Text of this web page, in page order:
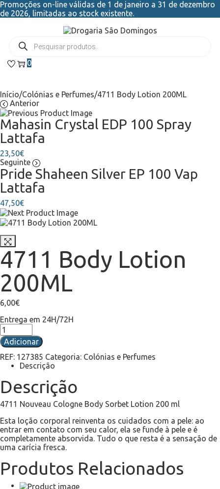
Promoções on-line válidas de 1 de janeiro a 31 de dezembro
de 2026, limitadas ao stock existente.
0
Início/Colónias e Perfumes/4711 Body Lotion 200ML
Anterior
Mahasin Crystal EDP 100 Spray
Lattafa
23,50€
Seguinte
Pride Shaheen Silver EP 100 Vap
Lattafa
47,50€
4711 Body Lotion
200ML
6,00€
Entrega em 24H/72H
Adicionar
REF: 127385 Categoria: Colónias e Perfumes
Descrição
Descrição
4711 Nouveau Cologne Body Sorbet Lotion 200 ml
Esta loção corporal reinventa os cuidados com a pele: ao
entrar em contato com seu calor, ela se funde à pele e é
completamente absorvida. Tudo o que resta é a sensação de
uma carícia fresca.
Produtos Relacionados